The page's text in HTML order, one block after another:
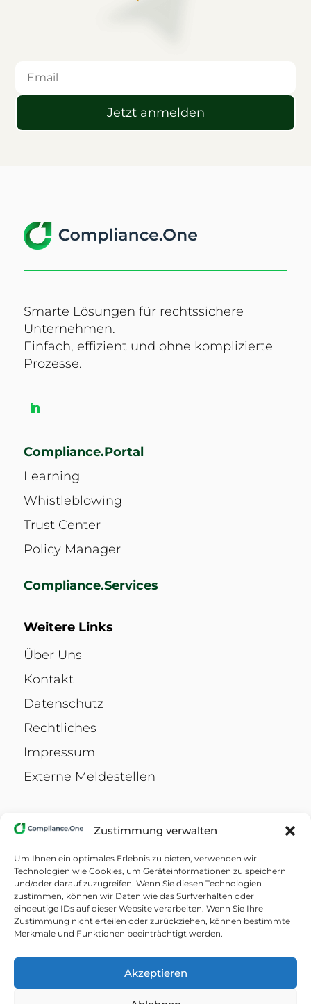
Zustimmung verwalten
Um Ihnen ein optimales Erlebnis zu bieten, verwenden wir
Technologien wie Cookies, um Geräteinformationen zu speichern
und/oder darauf zuzugreifen. Wenn Sie diesen Technologien
zustimmen, können wir Daten wie das Surfverhalten oder
eindeutige IDs auf dieser Website verarbeiten. Wenn Sie Ihre
Zustimmung nicht erteilen oder zurückziehen, können bestimmte
Merkmale und Funktionen beeinträchtigt werden.
Akzeptieren
Jetzt anmelden
Smarte Lösungen für rechtssichere
Unternehmen.
Einfach, effizient und ohne komplizierte
Prozesse.
Compliance.Portal
Learning
Whistleblowing
Trust Center
Policy Manager
Compliance.Services
Weitere Links
Über Uns
Kontakt
Datenschutz
Rechtliches
Impressum
Externe Meldestellen
Compliance.Wissen
KI-Verordnung
Datenschutz-Grundverordnung
Barrierefreiheitsstärkungsgesetz
Allgemeines Gleichbehandlungsgesetz
Digital Operational Resilience Act